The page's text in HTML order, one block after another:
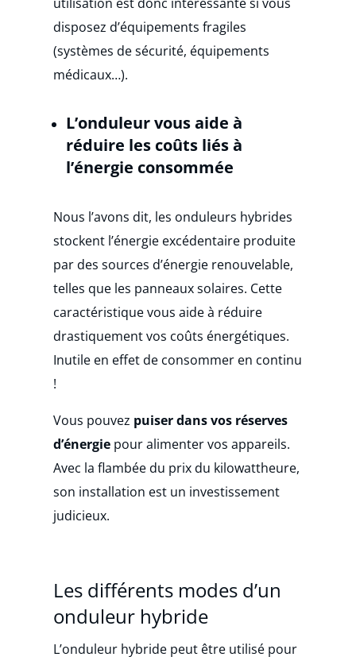
disposez d’équipements fragiles
(systèmes de sécurité, équipements
médicaux…).
L’onduleur vous aide à
réduire les coûts liés à
l’énergie consommée
Nous l’avons dit, les onduleurs hybrides
stockent l’énergie excédentaire produite
par des sources d’énergie renouvelable,
telles que les panneaux solaires. Cette
caractéristique vous aide à réduire
drastiquement vos coûts énergétiques.
Inutile en effet de consommer en continu
!
Vous pouvez puiser dans vos réserves
d’énergie pour alimenter vos appareils.
Avec la flambée du prix du kilowattheure,
son installation est un investissement
judicieux.
Les différents modes d’un
onduleur hybride
L’onduleur hybride peut être utilisé pour